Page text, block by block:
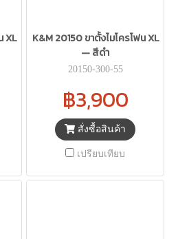
XL
K&M 20150 ขาตั้งไมโครโฟน XL
— สีดำ
20150-300-55
฿3,900
สั่งซื้อสินค้า
เปรียบเทียบ